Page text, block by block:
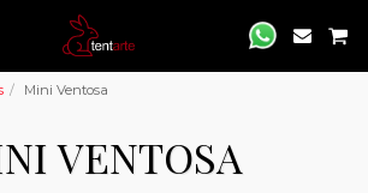
Mini Ventosa
VENTOSA